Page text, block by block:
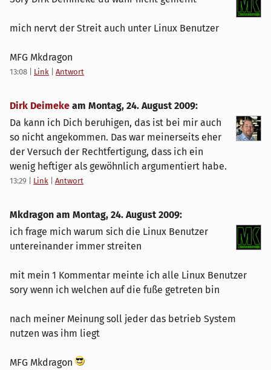
mich nervt der Streit auch unter Linux Benutzer
MFG Mkdragon
13:08 Link Antwort
Dirk Deimeke am Montag, 24. August 2009:
Da kann ich Dich beruhigen, das ist bei mir auch
so nicht angekommen. Das war meinerseits eher
der Versuch der Rechtfertigung, dass ich ein
wenig heftiger als gewöhnlich argumentiert habe.
13:29 Link Antwort
Mkdragon am Montag, 24. August 2009:
ich frage mich warum sich die Linux Benutzer
untereinander immer streiten
mit mein 1 Kommentar meinte ich alle Linux Benutzer
sory wenn ich welchen auf die fuße getreten bin
nach meiner Meinung soll jeder das betrieb System
nutzen was ihm liegt
MFG Mkdragon